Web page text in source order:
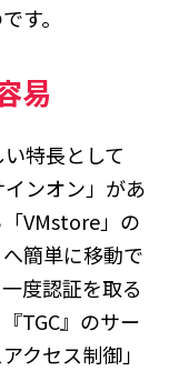
す。
易
特長として
ンオン」があ
VMstore」の
簡単に移動で
度認証を取る
TGC』のサー
クセス制御」